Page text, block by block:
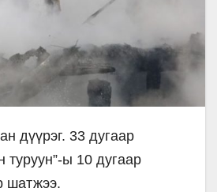
дүүрэг. 33 дугаар
туруун”-ы 10 дугаар
шатжээ.